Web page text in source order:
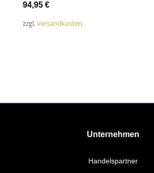
94,95 €
zzgl.Versandkosten
Unternehmen
Handelspartner